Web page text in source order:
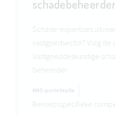
Schade-expertises
vastgoedsector? Volg de
Vastgoeddeskundige
beheerder.
KMO-portefeuille
Beroepsspecifieke